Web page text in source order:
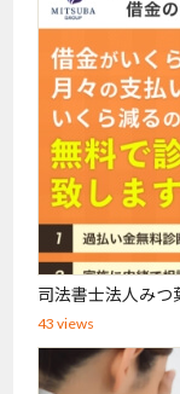
司法書士法人みつ
43 views